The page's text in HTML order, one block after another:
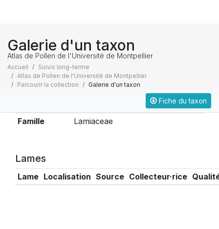
Galerie d'un taxon
Atlas de Pollen de l'Université de Montpellier
Accueil
Suivis long-terme
Atlas de Pollen de l'Université de Montpellier
Parcourir la collection
Galerie d'un taxon
Fiche du taxon
Famille Lamiaceae
Lames
Lame Localisation Source Collecteur·rice